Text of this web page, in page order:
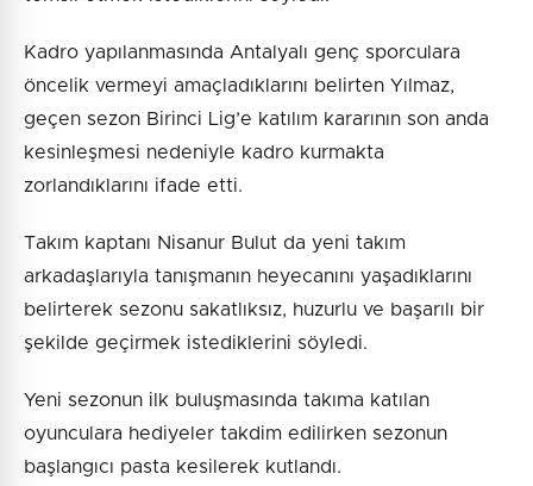
Kadro yapılanmasında Antalyalı genç sporculara
öncelik vermeyi amaçladıklarını belirten Yılmaz,
geçen sezon Birinci Lig’e katılım kararının son anda
kesinleşmesi nedeniyle kadro kurmakta
zorlandıklarını ifade etti.
Takım kaptanı Nisanur Bulut da yeni takım
arkadaşlarıyla tanışmanın heyecanını yaşadıklarını
belirterek sezonu sakatlıksız, huzurlu ve başarılı bir
şekilde geçirmek istediklerini söyledi.
Yeni sezonun ilk buluşmasında takıma katılan
oyunculara hediyeler takdim edilirken sezonun
başlangıcı pasta kesilerek kutlandı.